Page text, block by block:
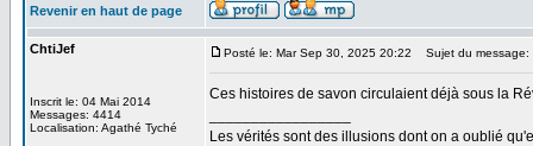
Revenir en haut de page
ChtiJef
Inscrit le: 04 Mai 2014
Messages: 4414
Localisation: Agathé Tyché
Posté le: Mar Sep 30, 2025 20:22 Sujet du message:
Ces histoires de savon circulaient déjà sous la
Les vérités sont des illusions dont on a oublié